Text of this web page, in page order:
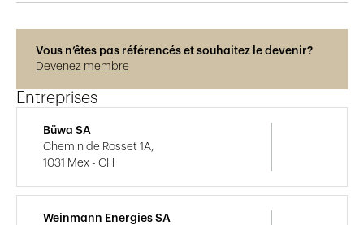
Vous n’êtes pas référencés et souhaitez le devenir?
Devenez membre
Entreprises
Büwa SA
Chemin de Rosset 1A,
1031 Mex - CH
Weinmann Energies SA